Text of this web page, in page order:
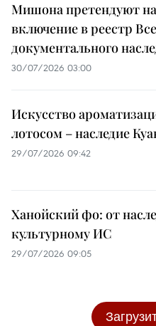
Мишона претендуют на
включение в реестр
документального
30/07/2026 03:00
Искусство
лотосом – наследие
29/07/2026 09:42
Ханойский фо: от
культурному ИС
29/07/2026 09:05